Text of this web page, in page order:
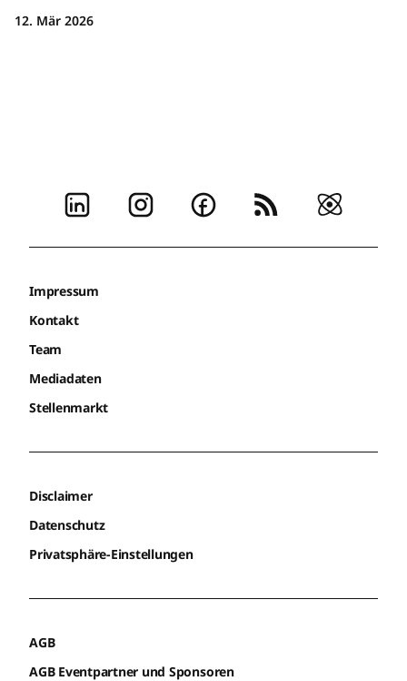
12. Mär 2026
Impressum
Kontakt
Team
Mediadaten
Stellenmarkt
Disclaimer
Datenschutz
Privatsphäre-Einstellungen
AGB
AGB Eventpartner und Sponsoren